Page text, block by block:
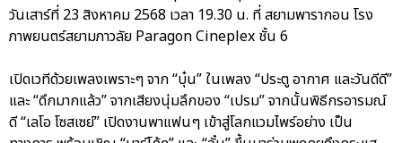
วันเสาร์ที่ 23 สิงหาคม 2568 เวลา 19.30 น. ที่ สยามพารากอน โรง
ภาพยนตร์สยามภาวลัย Paragon Cineplex ชั้น 6
เปิดเวทีด้วยเพลงเพราะๆ จาก “บุ๋น” ในเพลง “ประตู อากาศ และวันดีดี”
และ “ดึกมากแล้ว” จากเสียงนุ่มลึกของ “เปรม” จากนั้นพิธีกรอารมณ์
ดี “เลโอ โซสเซย์” เปิดงานพาแฟนๆ เข้าสู่โลกแวมไพร์อย่าง เป็น